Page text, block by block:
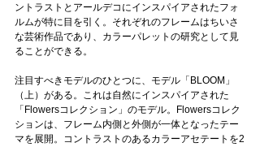
ントラストとアールデコにインスパイアされたフォ
ルムが特に目を引く。それぞれのフレームはちいさ
な芸術作品であり、カラーパレットの研究として見
ることができる。
注目すべきモデルのひとつに、モデル「BLOOM」
（上）がある。これは自然にインスパイアされた
「Flowersコレクション」のモデル。Flowersコレク
ションは、フレーム内側と外側が一体となったテー
マを展開。コントラストのあるカラーアセテートを2